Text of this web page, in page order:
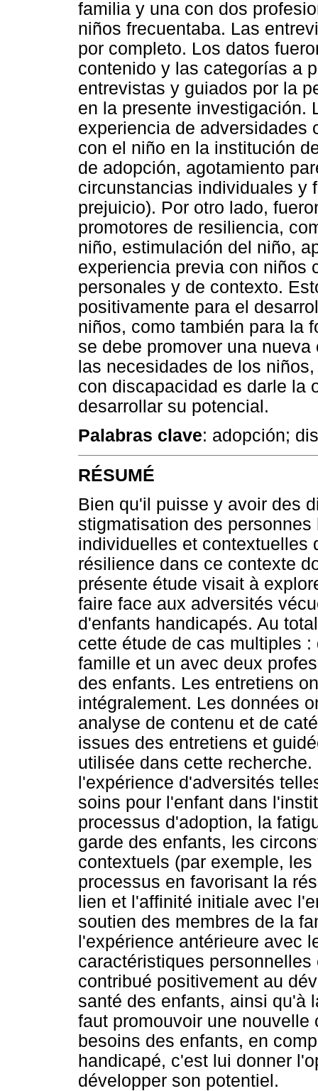
familia y una con dos
niños frecuentaba. Las
por completo. Los datos
contenido y las categorías a
entrevistas y guiados por la
en la presente investigación.
experiencia de adversidades
con el niño en la institución
de adopción, agotamiento
circunstancias individuales y
prejuicio). Por otro lado,
promotores de resiliencia,
niño, estimulación del niño,
experiencia previa con niños
personales y de contexto.
positivamente para el
niños, como también para la
se debe promover una
las necesidades de los
con discapacidad es darle la
desarrollar su potencial.
Palabras clave: adopción;
RÉSUMÉ
Bien qu'il puisse y avoir des
stigmatisation des
individuelles et contextuelles
résilience dans ce contexte
présente étude visait à
faire face aux adversités
d'enfants handicapés. Au
cette étude de cas multiples
famille et un avec deux
des enfants. Les entretiens
intégralement. Les données
analyse de contenu et de
issues des entretiens et
utilisée dans cette
l'expérience d'adversités
soins pour l'enfant dans
processus d'adoption, la
garde des enfants, les
contextuels (par exemple,
processus en favorisant la
lien et l'affinité initiale avec
soutien des membres de la
l'expérience antérieure avec
caractéristiques
contribué positivement au
santé des enfants, ainsi qu'à
faut promouvoir une
besoins des enfants, en
handicapé, c'est lui donner
développer son potentiel.